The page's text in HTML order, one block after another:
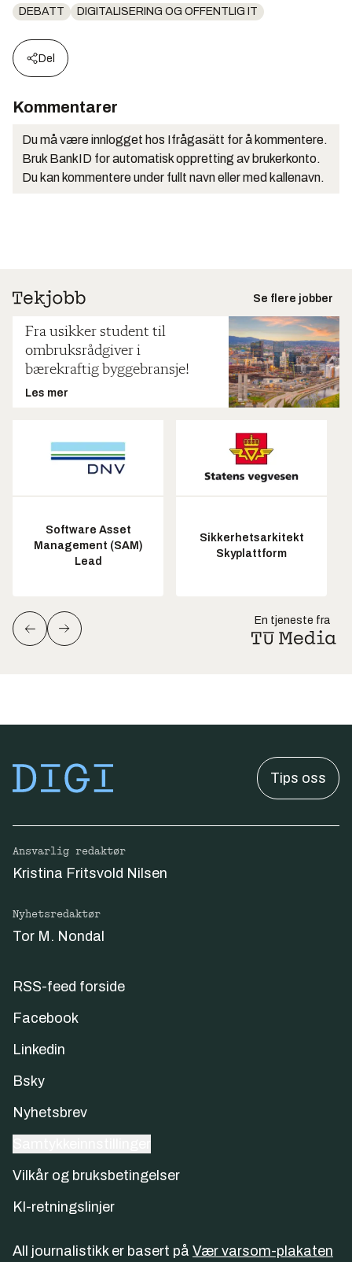
DEBATT DIGITALISERING OG OFFENTLIG IT
Del
Kommentarer
Du må være innlogget hos Ifrågasätt for å kommentere.
Bruk BankID for automatisk oppretting av brukerkonto.
Du kan kommentere under fullt navn eller med kallenavn.
Se flere jobber
Fra usikker student til
ombruksrådgiver i
bærekraftig byggebransje!
Les mer
Software Asset
Management (SAM)
Lead
Sikkerhetsarkitekt
Skyplattform
En tjeneste fra
Tips oss
Ansvarlig redaktør
Kristina Fritsvold Nilsen
Nyhetsredaktør
Tor M. Nondal
RSS-feed forside
Facebook
Linkedin
Bsky
Nyhetsbrev
Vilkår og bruksbetingelser
KI-retningslinjer
All journalistikk er basert på Vær varsom-plakaten